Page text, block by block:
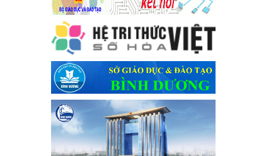
Kế hoạch Tổ chức Hội trại truyền thống học sinh thị xã Bến Cát
Lần thứ VIII, năm học 2023-2024
Ngày ban hành: 28/12/2023
Phối hợp rà soát nhu cầu tiêm vắc xin phòng Covid 19
Phối hợp rà soát nhu cầu tiêm vắc xin phòng Covid 19
Ngày ban hành: 22/11/2023
Phát động, triển khai Cuộc thi " An toàn giao thông cho nụ
cười ngày mai" dành cho học sinh và giáo viên trung học
năm học 2023-2024
Phát động, triển khai Cuộc thi " An toàn giao thông cho nụ cười
ngày mai" dành cho học sinh và giáo viên trung học năm học